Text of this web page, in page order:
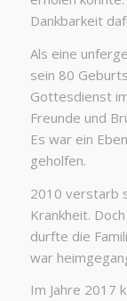
Dankbarkeit
Als eine
sein 80
Gottesdienst
Freunde und
Es war ein
geholfen.
2010 verstarb
Krankheit.
durfte die
war
Im Jahre 2017